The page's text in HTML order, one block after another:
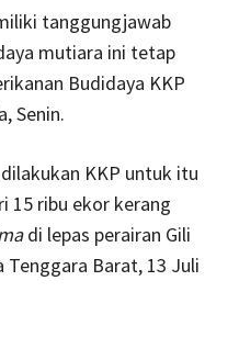
tanggungjawab
mutiara ini tetap
Budidaya KKP
Senin.
KKP untuk itu
15 ribu ekor kerang
di lepas perairan Gili
Tenggara Barat, 13 Juli